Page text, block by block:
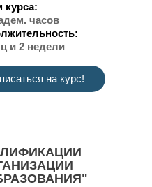
часов
и 2 недели
на курс!